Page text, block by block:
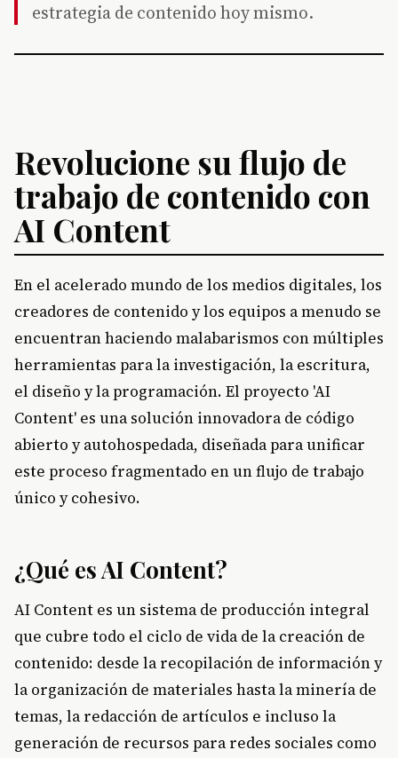
estrategia de contenido hoy mismo.
Revolucione su flujo de
trabajo de contenido con
AI Content
En el acelerado mundo de los medios digitales, los
creadores de contenido y los equipos a menudo se
encuentran haciendo malabarismos con múltiples
herramientas para la investigación, la escritura,
el diseño y la programación. El proyecto 'AI
Content' es una solución innovadora de código
abierto y autohospedada, diseñada para unificar
este proceso fragmentado en un flujo de trabajo
único y cohesivo.
¿Qué es AI Content?
AI Content es un sistema de producción integral
que cubre todo el ciclo de vida de la creación de
contenido: desde la recopilación de información y
la organización de materiales hasta la minería de
temas, la redacción de artículos e incluso la
generación de recursos para redes sociales como